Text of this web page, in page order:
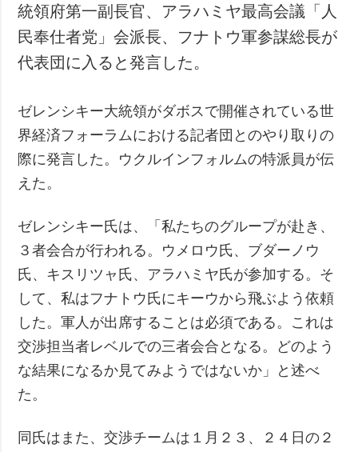
インタビュー
写真
動画
フォトバンク
統領府第一副長官、アラハミヤ最高会議「人
民奉仕者党」会派長、フナトウ軍参謀総長が
代表団に入ると発言した。
ゼレンシキー大統領がダボスで開催されている世
界経済フォーラムにおける記者団とのやり取りの
際に発言した。ウクルインフォルムの特派員が伝
えた。
ゼレンシキー氏は、「私たちのグループが赴き、
３者会合が行われる。ウメロウ氏、ブダーノウ
氏、キスリツャ氏、アラハミヤ氏が参加する。そ
して、私はフナトウ氏にキーウから飛ぶよう依頼
した。軍人が出席することは必須である。これは
交渉担当者レベルでの三者会合となる。どのよう
な結果になるか見てみようではないか」と述べ
た。
同氏はまた、交渉チームは１月２３、２４日の２